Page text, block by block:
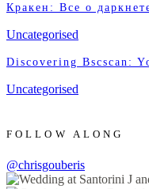
Кракен: Все о
Uncategorised
Discovering Bscscan:
Uncategorised
FOLLOW ALONG
@chrisgouberis